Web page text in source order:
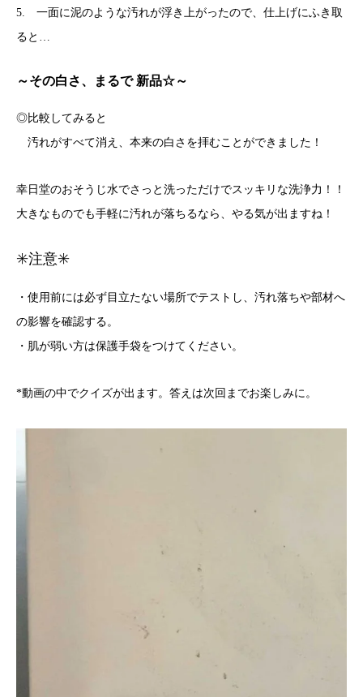
5. 一面に泥のような汚れが浮き上がったので、仕上げにふき取
ると…
～その白さ、まるで 新品☆～
◎比較してみると
汚れがすべて消え、本来の白さを拝むことができました！
幸日堂のおそうじ水でさっと洗っただけでスッキリな洗浄力！！
大きなものでも手軽に汚れが落ちるなら、やる気が出ますね！
✳️注意✳️
・使用前には必ず目立たない場所でテストし、汚れ落ちや部材へ
の影響を確認する。
・肌が弱い方は保護手袋をつけてください。
*動画の中でクイズが出ます。答えは次回までお楽しみに。